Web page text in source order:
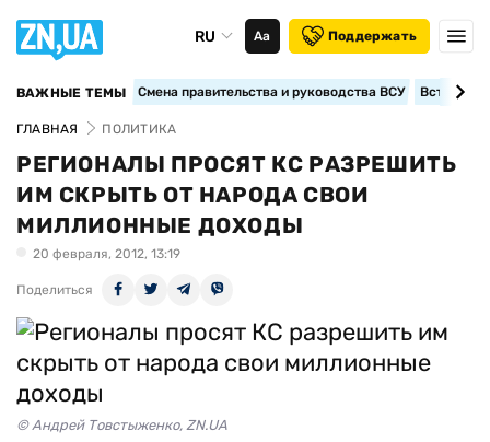
RU Аа Поддержать
ВАЖНЫЕ ТЕМЫ Смена правительства и руководства ВСУ
ГЛАВНАЯ ПОЛИТИКА
РЕГИОНАЛЫ ПРОСЯТ КС РАЗРЕШИТЬ
ИМ СКРЫТЬ ОТ НАРОДА СВОИ
МИЛЛИОННЫЕ ДОХОДЫ
20 февраля, 2012, 13:19
Поделиться
© Андрей Товстыженко, ZN.UA